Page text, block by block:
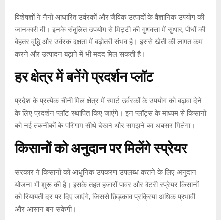
विशेषज्ञों ने नैनो आधारित उर्वरकों और जैविक उत्पादों के वैज्ञानिक उपयोग की
जानकारी दी। इनके संतुलित उपयोग से मिट्टी की गुणवत्ता में सुधार, पौधों की
बेहतर वृद्धि और उर्वरक दक्षता में बढ़ोतरी संभव है। इससे खेती की लागत कम
करने और उत्पादन बढ़ाने में भी मदद मिल सकती है।
हर क्षेत्र में बनेंगे प्रदर्शन प्लॉट
प्रदेश के प्रत्येक चीनी मिल क्षेत्र में स्मार्ट उर्वरकों के उपयोग को बढ़ावा देने
के लिए प्रदर्शन प्लॉट स्थापित किए जाएंगे। इन प्लॉट्स के माध्यम से किसानों
को नई तकनीकों के परिणाम सीधे देखने और समझने का अवसर मिलेगा।
किसानों को अनुदान पर मिलेंगे स्प्रेयर
सरकार ने किसानों को आधुनिक उपकरण उपलब्ध कराने के लिए अनुदान
योजना भी शुरू की है। इसके तहत हजारों पावर और बैटरी स्प्रेयर किसानों
को रियायती दर पर दिए जाएंगे, जिससे छिड़काव प्रक्रिया अधिक प्रभावी
और आसान बन सकेगी।